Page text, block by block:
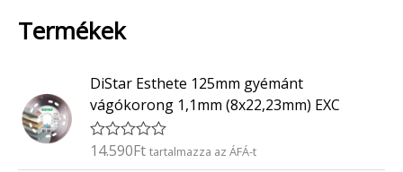
Termékek
DiStar Esthete 125mm gyémánt
vágókorong 1,1mm (8x22,23mm) EXC
É14.590Ft tartalmazza az ÁFÁ-t